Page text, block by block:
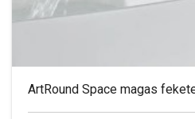
ArtRound Space magas